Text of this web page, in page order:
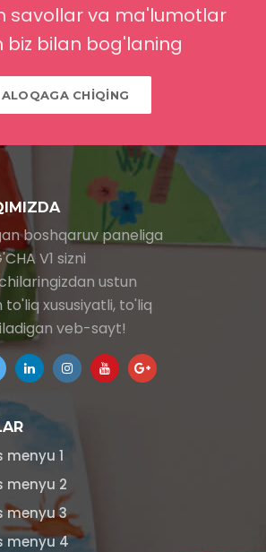
savollar va ma'lumotlar
biz bilan bog'laning
ALOQAGA CHİQİNG
boshqaruv paneliga
V1 sizni
ustun
to'liq xususiyatli, to'liq
veb-sayt!
menyu 1
menyu 2
menyu 3
menyu 4